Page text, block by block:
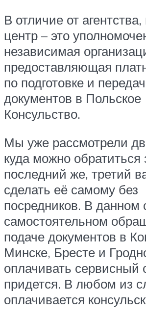
В отличие от
центр – это
независимая
предоставляющая
по подготовке и
документов в Польское
Консульство.
Мы уже рассмотрели
куда можно обратиться
последний же, третий
сделать её самому без
посредников. В данном
самостоятельном
подаче документов в
Минске, Бресте и
оплачивать сервисный
придется. В любом из
оплачивается